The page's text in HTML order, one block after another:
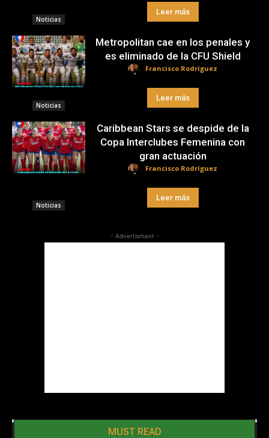
Noticias
Leer más
Noticias
Metropolitan cae en los penales y
es eliminado de la CFU Shield
Francisco Rodríguez
Leer más
Noticias
Caribbean Stars se despide de la
Copa Interclubes Femenina con
gran actuación
Francisco Rodríguez
Leer más
- Advertisment -
MUST READ